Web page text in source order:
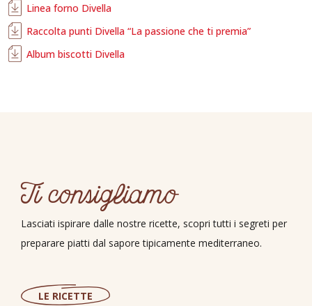
Linea forno Divella
Raccolta punti Divella “La passione che ti premia”
Album biscotti Divella
Ti consigliamo
Lasciati ispirare dalle nostre ricette, scopri tutti i segreti per
preparare piatti dal sapore tipicamente mediterraneo.
LE RICETTE